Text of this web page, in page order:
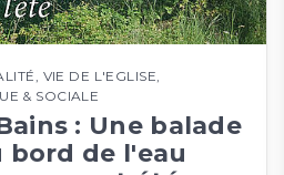
VIE DE L'EGLISE
& SOCIALE
: Une balade
de l'eau